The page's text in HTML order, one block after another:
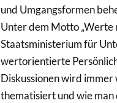
und Umgangsformen
Unter dem Motto „Werte
Staatsministerium für
wertorientierte
Diskussionen wird
thematisiert und wie